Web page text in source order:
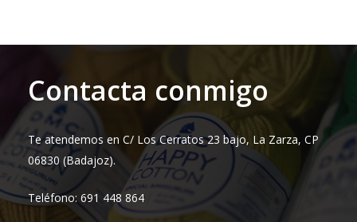
Contacta conmigo
Te atendemos en C/ Los Cerratos 23 bajo, La Zarza, CP
06830 (Badajoz).
Teléfono: 691 448 864